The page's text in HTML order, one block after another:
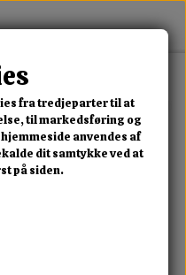
Silkeborg & Damesko
i Silkeborg? Hos
af moderne fodtøj
hurtig og diskret
fra tredjeparter til at
til markedsføring og
anvendes af
dit samtykke ved at
på siden.